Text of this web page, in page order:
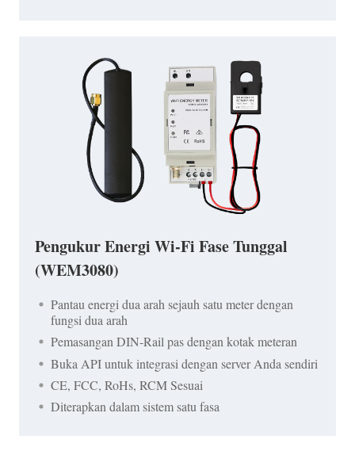
Pengukur Energi Wi-Fi Fase Tunggal
(WEM3080)
Pantau energi dua arah sejauh satu meter dengan
fungsi dua arah
Pemasangan DIN-Rail pas dengan kotak meteran
Buka API untuk integrasi dengan server Anda sendiri
CE, FCC, RoHs, RCM Sesuai
Diterapkan dalam sistem satu fasa